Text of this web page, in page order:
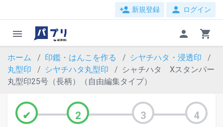
person_add 新規登録 person ログイン
menu person shopping_cart
ホーム 印鑑・はんこを作る
シヤチハタ・浸透印
丸型印
シヤチハタ丸型印
シャチハタ Xスタンパー
丸型印25号（長柄）（自由編集タイプ）